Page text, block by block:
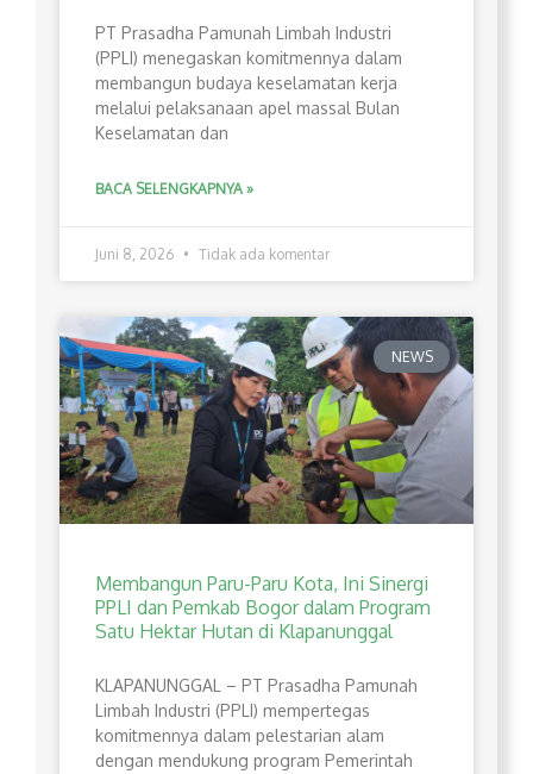
PT Prasadha Pamunah Limbah Industri
(PPLI) menegaskan komitmennya dalam
membangun budaya keselamatan kerja
melalui pelaksanaan apel massal Bulan
Keselamatan dan
BACA SELENGKAPNYA »
Juni 8, 2026 Tidak ada komentar
NEWS
Membangun Paru-Paru Kota, Ini Sinergi
PPLI dan Pemkab Bogor dalam Program
Satu Hektar Hutan di Klapanunggal
​KLAPANUNGGAL – PT Prasadha Pamunah
Limbah Industri (PPLI) mempertegas
komitmennya dalam pelestarian alam
dengan mendukung program Pemerintah